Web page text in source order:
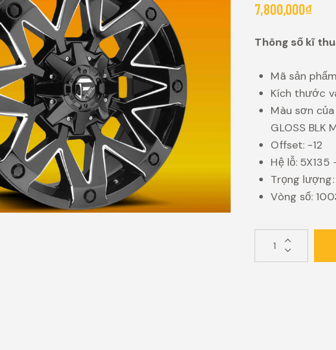
7,800,000₫
Thông số kĩ
Mã sản
Kích thước
Màu sơn
GLOSS BLK
Offset: -12
Hệ lỗ: 5X135
Trọng lượng:
Vòng số: